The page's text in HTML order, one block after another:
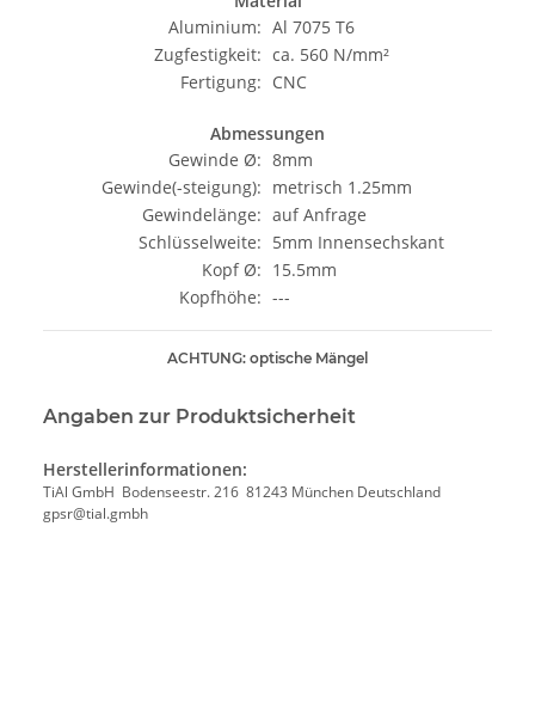
Aluminium: Al 7075 T6
Zugfestigkeit: ca. 560 N/mm²
Fertigung: CNC
Abmessungen
Gewinde Ø: 8mm
Gewinde(-steigung): metrisch 1.25mm
Gewindelänge: auf Anfrage
Schlüsselweite: 5mm Innensechskant
Kopf Ø: 15.5mm
Kopfhöhe: ---
ACHTUNG: optische Mängel
Angaben zur Produktsicherheit
Herstellerinformationen:
TiAl GmbH Bodenseestr. 216 81243 München Deutschland
gpsr@tial.gmbh